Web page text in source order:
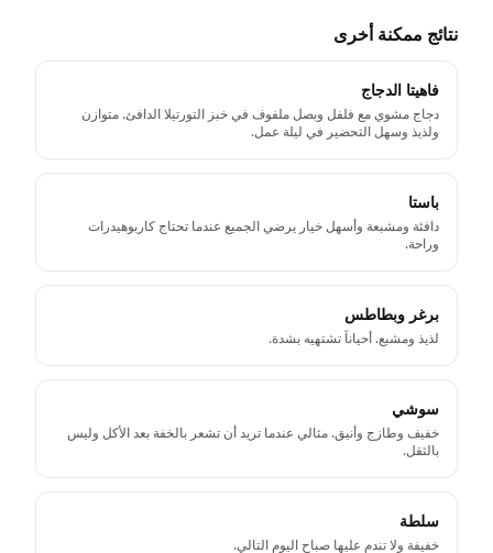
نتائج ممكنة أخرى
فاهيتا الدجاج
دجاج مشوي مع فلفل وبصل ملفوف في خبز التورتيلا الدافئ. متوازن
ولذيذ وسهل التحضير في ليلة عمل.
باستا
دافئة ومشبعة وأسهل خيار يرضي الجميع عندما تحتاج كاربوهيدرات
وراحة.
برغر وبطاطس
لذيذ ومشبع. أحياناً تشتهيه بشدة.
سوشي
خفيف وطازج وأنيق. مثالي عندما تريد أن تشعر بالخفة بعد الأكل وليس
بالثقل.
سلطة
خفيفة ولا تندم عليها صباح اليوم التالي.